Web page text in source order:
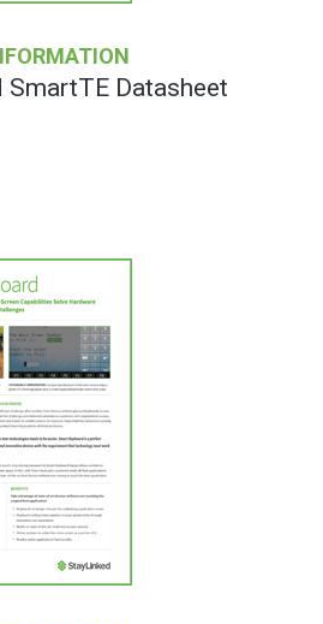
SmartTE Datasheet